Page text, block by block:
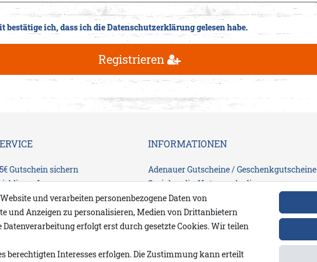
bestätige ich, dass ich dieDaten­schutz­erklärunggelesen habe.
Registrieren
Gutschein sichern
Jeans
INFORMATIONEN
Adenauer Gutscheine / Geschenkgutscheine
Socialmedia-Nutzungsbedingungen
Erklärung zur Barrierefreiheit
Widerrufs­recht
Impressum
AGB
und verarbeiten personenbezogene Daten von
und Anzeigen zu personalisieren, Medien von Drittanbietern
erfolgt erst durch gesetzte Cookies. Wir teilen
Interesses erfolgen. Die Zustimmung kann erteilt